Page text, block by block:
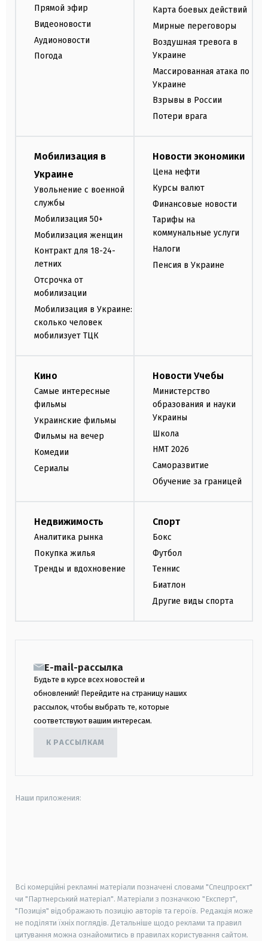
Прямой эфир
Видеоновости
Аудионовости
Погода
Карта боевых действий
Мирные переговоры
Воздушная тревога в
Украине
Массированная атака по
Украине
Взрывы в России
Потери врага
Мобилизация в
Украине
Увольнение с военной
службы
Мобилизация 50+
Мобилизация женщин
Контракт для 18-24-
летних
Отсрочка от
мобилизации
Мобилизация в Украине:
сколько человек
мобилизует ТЦК
Новости экономики
Цена нефти
Курсы валют
Финансовые новости
Тарифы на
коммунальные услуги
Налоги
Пенсия в Украине
Кино
Самые интересные
фильмы
Украинские фильмы
Фильмы на вечер
Комедии
Сериалы
Новости Учебы
Министерство
образования и науки
Украины
Школа
НМТ 2026
Саморазвитие
Обучение за границей
Недвижимость
Аналитика рынка
Покупка жилья
Тренды и вдохновение
Спорт
Бокс
Футбол
Теннис
Биатлон
Другие виды спорта
E-mail-рассылка
Будьте в курсе всех новостей и
обновлений! Перейдите на страницу наших
рассылок, чтобы выбрать те, которые
соответствуют вашим интересам.
К РАССЫЛКАМ
Наши приложения:
Всі комерційні рекламні матеріали позначені словами "Спецпроєкт"
чи "Партнерський матеріал". Матеріали з позначкою "Експерт",
"Позиція" відображають позицію авторів та героїв. Редакція може
не поділяти їхніх поглядів. Детальніше щодо реклами та правил
цитування можна ознайомитись в правилах користування сайтом.